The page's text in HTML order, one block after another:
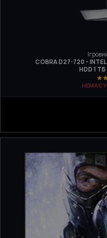
COBRA D27-720 -
HDD 1
НЕМАЄ